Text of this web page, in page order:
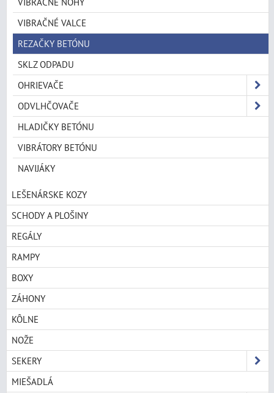
VIBRAČNÉ VALCE
REZAČKY BETÓNU
SKLZ ODPADU
OHRIEVAČE
ODVLHČOVAČE
HLADIČKY BETÓNU
VIBRÁTORY BETÓNU
NAVIJÁKY
LEŠENÁRSKE KOZY
SCHODY A PLOŠINY
REGÁLY
RAMPY
BOXY
ZÁHONY
KÔLNE
NOŽE
SEKERY
MIEŠADLÁ